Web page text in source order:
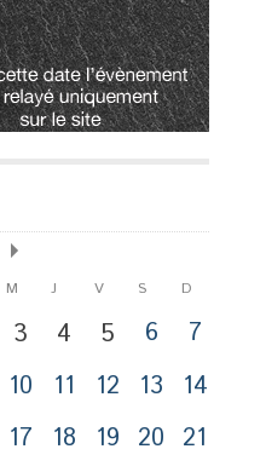
M J V S D
3 4 5 6
7
10 11 12 13
14
17 18 19 20 21